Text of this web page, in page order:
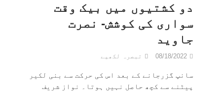
دو کشتیوں میں بیک وقت
سواری کی کوشش- نصرت
جاوید
08/18/2022 تبصرہ لکھیے
سانپ گزرجانے کے بعد اس کی حرکت سے بنی لکیر
پیٹنے سے کچھ حاصل نہیں ہوتا۔ نواز شریف